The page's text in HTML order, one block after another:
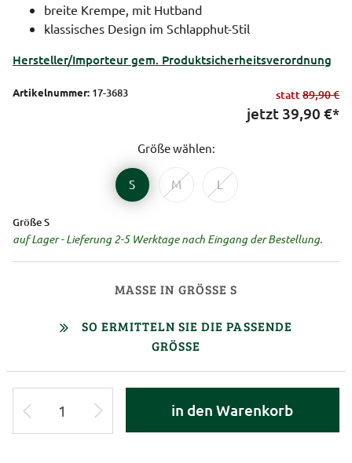
breite Krempe, mit Hutband
klassisches Design im Schlapphut-Stil
Hersteller/Importeur gem. Produktsicherheitsverordnung
Artikelnummer: 17-3683 statt89,90 €
jetzt 39,90 €*
Größe wählen:
S M L
Größe S
auf Lager - Lieferung 2-5 Werktage nach Eingang der Bestellung.
MASSE IN GRÖSSE S
SO ERMITTELN SIE DIE PASSENDE
GRÖSSE
in den Warenkorb